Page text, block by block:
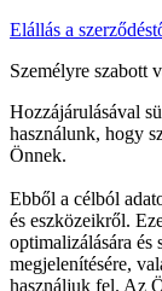
Elállás a
Személyre szabott
Hozzájárulásával
használunk, hogy
Önnek.
Ebből a célból
és eszközeikről.
optimalizálására és
megjelenítésére,
használjuk fel. Az